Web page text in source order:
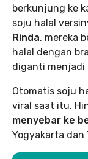
berkunjung ke
soju halal
Rinda, mereka
halal dengan
diganti menjadi
Otomatis soju
viral saat itu.
menyebar ke
Yogyakarta dan